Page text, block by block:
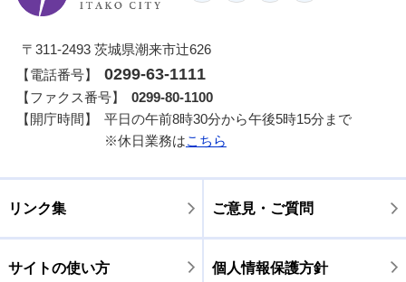
〒311-2493 茨城県潮来市辻626
【電話番号】
0299-63-1111
【ファクス番号】
0299-80-1100
【開庁時間】
平日の午前8時30分から午後5時15分まで
※休日業務はこちら
リンク集 ご意見・ご質問
サイトの使い方 個人情報保護方針